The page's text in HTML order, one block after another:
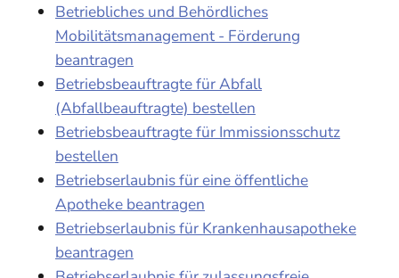
Betriebliches und Behördliches
Mobilitätsmanagement - Förderung
beantragen
Betriebsbeauftragte für Abfall
(Abfallbeauftragte) bestellen
Betriebsbeauftragte für Immissionsschutz
bestellen
Betriebserlaubnis für eine öffentliche
Apotheke beantragen
Betriebserlaubnis für Krankenhausapotheke
beantragen